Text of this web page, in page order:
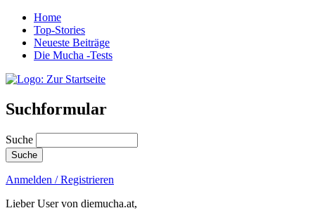
Home
Top-Stories
Neueste Beiträge
Die Mucha -Tests
Suchformular
Suche
Anmelden / Registrieren
Lieber User von diemucha.at,